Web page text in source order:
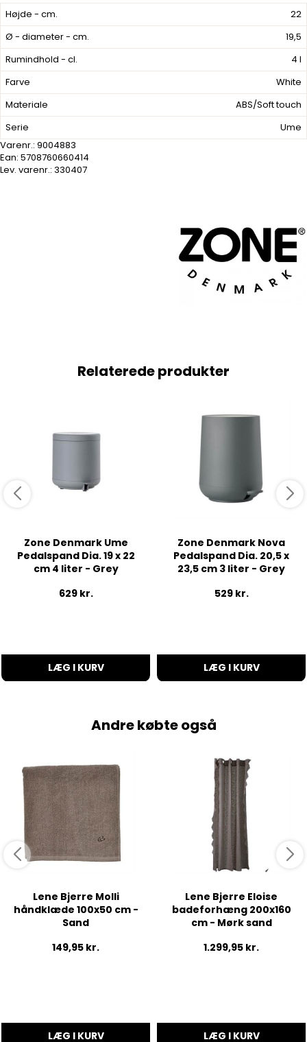
Højde - cm.
22
Ø - diameter - cm.
19,5
Rumindhold - cl.
4 l
Farve
White
Materiale
ABS/Soft touch
Serie
Ume
Varenr.: 9004883
Ean: 5708760660414
Lev. varenr.: 330407
Relaterede produkter
Zone Denmark Ume
Pedalspand Dia. 19 x 22
cm 4 liter - Grey
629 kr.
LÆG I KURV
Zone Denmark Nova
Pedalspand Dia. 20,5 x
23,5 cm 3 liter - Grey
529 kr.
LÆG I KURV
Andre købte også
Lene Bjerre Molli
håndklæde 100x50 cm -
Sand
149,95 kr.
LÆG I KURV
Lene Bjerre Eloise
badeforhæng 200x160
cm - Mørk sand
1.299,95 kr.
LÆG I KURV